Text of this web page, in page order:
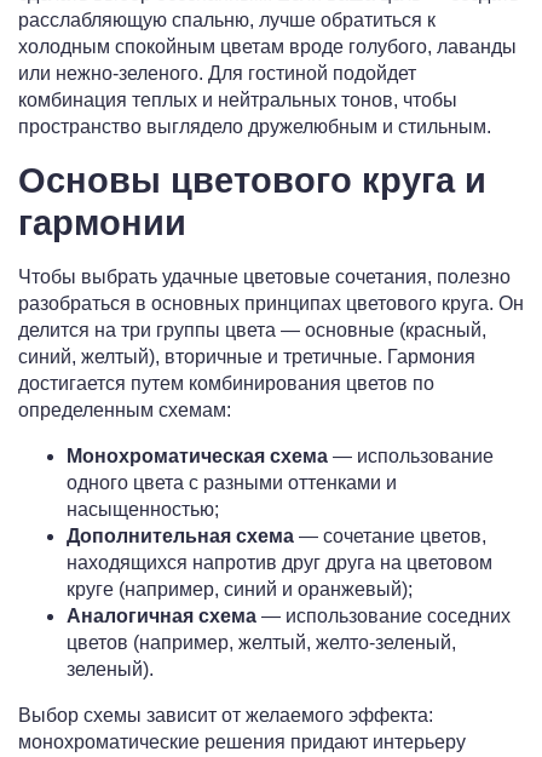
расслабляющую спальню, лучше обратиться к
холодным спокойным цветам вроде голубого, лаванды
или нежно-зеленого. Для гостиной подойдет
комбинация теплых и нейтральных тонов, чтобы
пространство выглядело дружелюбным и стильным.
Основы цветового круга и
гармонии
Чтобы выбрать удачные цветовые сочетания, полезно
разобраться в основных принципах цветового круга. Он
делится на три группы цвета — основные (красный,
синий, желтый), вторичные и третичные. Гармония
достигается путем комбинирования цветов по
определенным схемам:
Монохроматическая схема — использование
одного цвета с разными оттенками и
насыщенностью;
Дополнительная схема — сочетание цветов,
находящихся напротив друг друга на цветовом
круге (например, синий и оранжевый);
Аналогичная схема — использование соседних
цветов (например, желтый, желто-зеленый,
зеленый).
Выбор схемы зависит от желаемого эффекта:
монохроматические решения придают интерьеру